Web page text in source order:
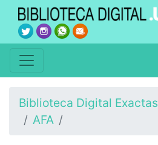
Biblioteca Digital Exactas
AFA